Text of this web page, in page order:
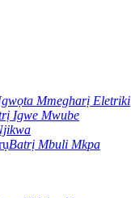
Mmegharị Eletriki
Igwe Mwube
Batrị Mbuli Mkpa